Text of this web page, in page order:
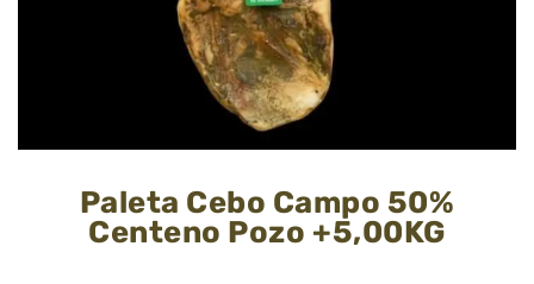
Paleta Cebo Campo 50%
Centeno Pozo +5,00KG